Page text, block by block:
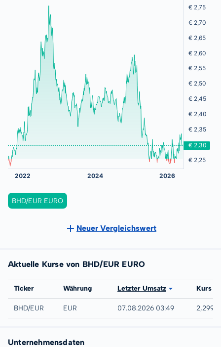
BHD/EUR EURO
Neuer Vergleichswert
Aktuelle Kurse von BHD/EUR EURO
Börse
Ticker Währung Letzter Umsatz Kurs
Forex
BHD/EUR EUR 07.08.2026 03:49 2,2995
Unternehmensdaten